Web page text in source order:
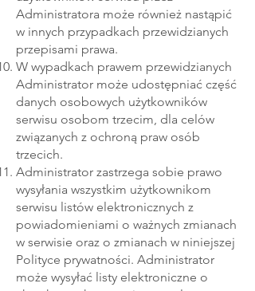
Administratora może również nastąpić
w innych przypadkach przewidzianych
przepisami prawa.
W wypadkach prawem przewidzianych
Administrator może udostępniać część
danych osobowych użytkowników
serwisu osobom trzecim, dla celów
związanych z ochroną praw osób
trzecich.
Administrator zastrzega sobie prawo
wysyłania wszystkim użytkownikom
serwisu listów elektronicznych z
powiadomieniami o ważnych zmianach
w serwisie oraz o zmianach w niniejszej
Polityce prywatności. Administrator
może wysyłać listy elektroniczne o